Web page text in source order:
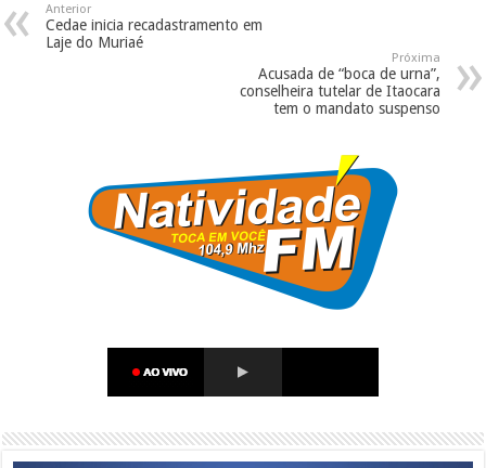
Anterior
Cedae inicia recadastramento em
Laje do Muriaé
Próxima
Acusada de “boca de urna”,
conselheira tutelar de Itaocara
tem o mandato suspenso